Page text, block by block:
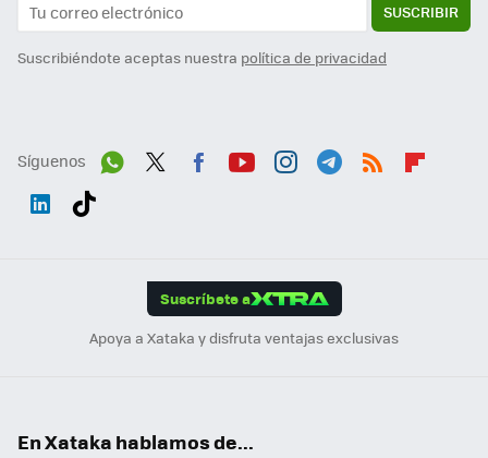
SUSCRIBIR
Suscribiéndote aceptas nuestra política de privacidad
Síguenos
Suscríbete a
Apoya a Xataka y disfruta ventajas exclusivas
En Xataka hablamos de...